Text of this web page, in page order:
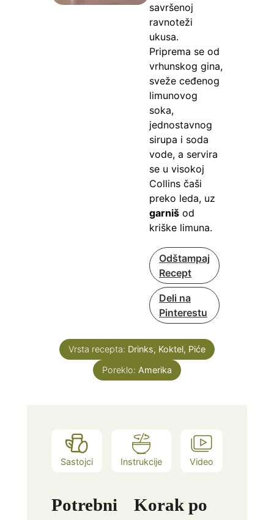
savršenoj
ravnoteži
ukusa.
Priprema se od
vrhunskog gina,
sveže ceđenog
limunovog
soka,
jednostavnog
sirupa i soda
vode, a servira
se u visokoj
Collins čaši
preko leda, uz
garniš od
kriške limuna.
Odštampaj
Recept
Deli na
Pinterestu
Vrsta recepta: Drinks, Koktel, Piće
Poreklo: Amerika
Sastojci Instrukcije Video
Potrebni
Korak po